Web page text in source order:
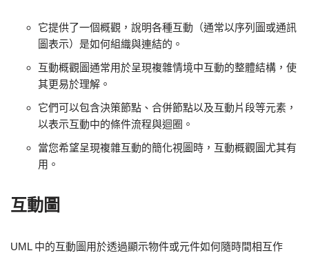
它提供了一個概觀，說明各種互動（通常以序列圖或通訊
圖表示）是如何組織與連結的。
互動概觀圖通常用於呈現複雜情境中互動的整體結構，使
其更易於理解。
它們可以包含決策節點、合併節點以及互動片段等元素，
以表示互動中的條件流程與迴圈。
當您希望呈現複雜互動的簡化視圖時，互動概觀圖尤其有
用。
互動圖
UML 中的互動圖用於透過顯示物件或元件如何隨時間相互作